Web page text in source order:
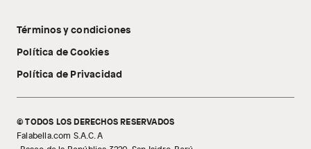
Tecnología Pillow Walk
Libro de reclamaciones
Términos y condiciones
Política de Cookies
Política de Privacidad
© TODOS LOS DERECHOS RESERVADOS
Falabella.com S.A.C. A